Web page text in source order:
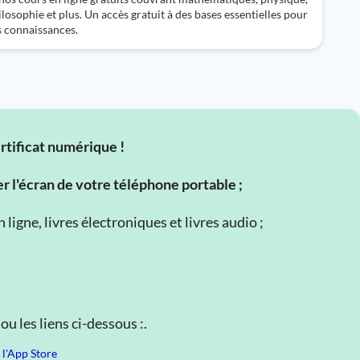
et plus. Un accès gratuit à des bases essentielles pour
numérique !
l'écran de votre téléphone portable ;
ligne, livres électroniques et livres audio ;
les liens ci-dessous :.